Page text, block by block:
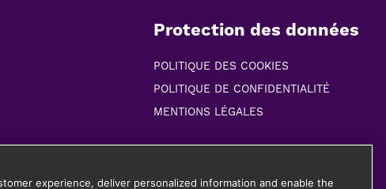
Protection des données
POLITIQUE DES COOKIES
POLITIQUE DE CONFIDENTIALITÉ
MENTIONS LÉGALES
experience, deliver personalized information and enable the